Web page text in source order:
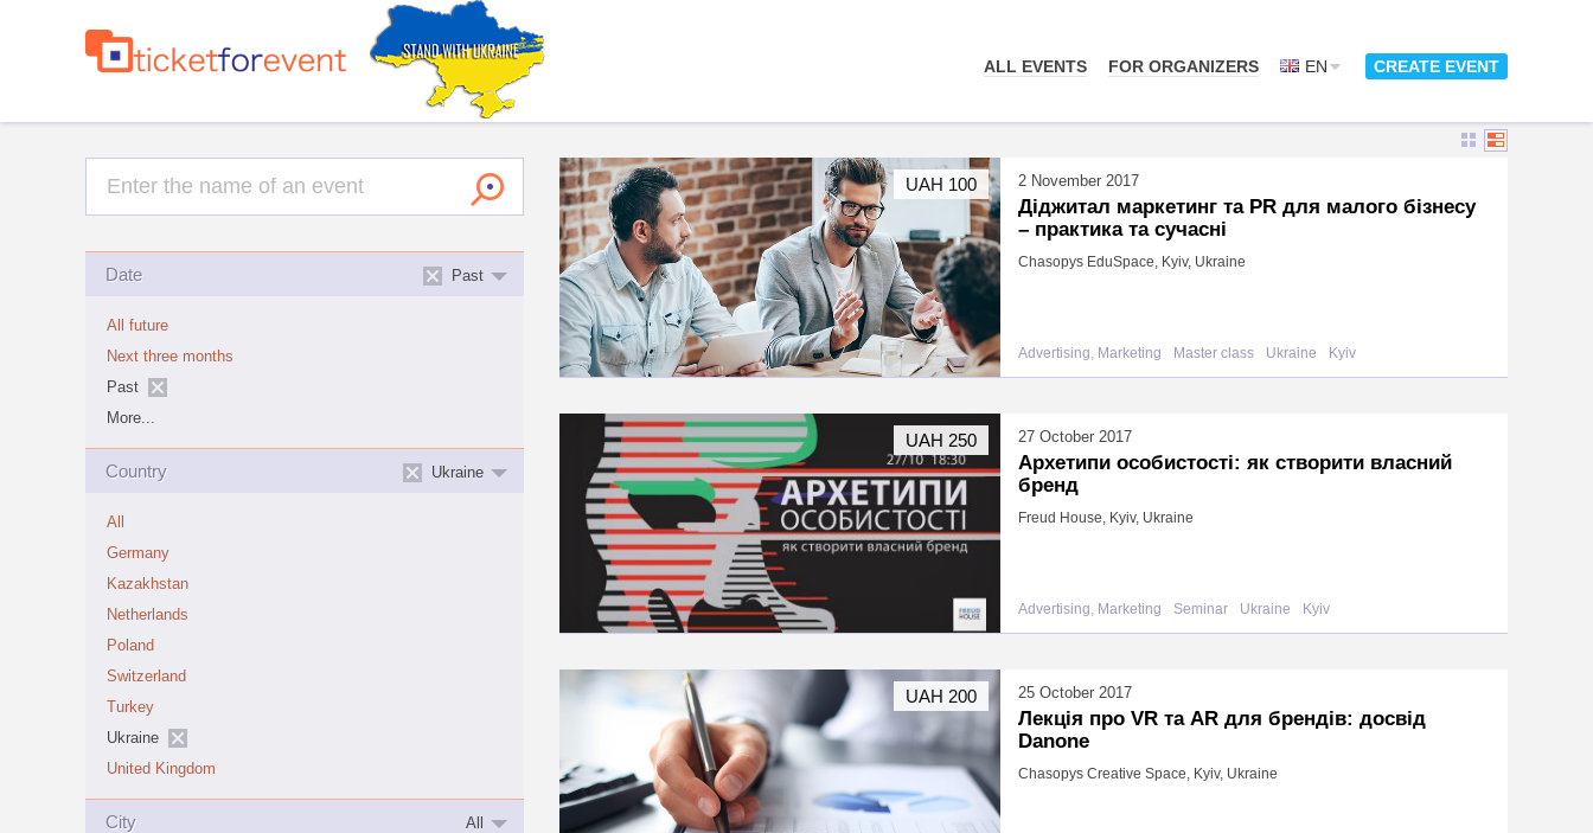
ALL EVENTS FOR ORGANIZERS EN CREATE EVENT
Date Past
All future
Next three months
Past
More...
Country Ukraine
All
Germany
Kazakhstan
Netherlands
Poland
Switzerland
Turkey
Ukraine
United Kingdom
City All
2 November 2017
Діджитал маркетинг та PR для малого бізнесу
– практика та сучасні
Chasopys EduSpace, Kyiv, Ukraine
Advertising, Marketing Master class Ukraine Kyiv
UAH 100
27 October 2017
Архетипи особистості: як створити власний
бренд
Freud House, Kyiv, Ukraine
Advertising, Marketing Seminar Ukraine Kyiv
UAH 250
25 October 2017
Лекція про VR та AR для брендів: досвід
Danone
Chasopys Creative Space, Kyiv, Ukraine
UAH 200